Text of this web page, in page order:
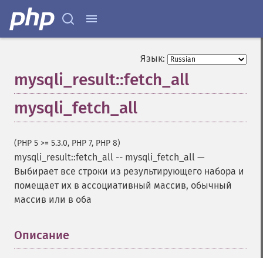
Язык:
mysqli_result::fetch_all
mysqli_fetch_all
(PHP 5 >= 5.3.0, PHP 7, PHP 8)
mysqli_result::fetch_all -- mysqli_fetch_all —
Выбирает все строки из результирующего набора и
помещает их в ассоциативный массив, обычный
массив или в оба
Описание